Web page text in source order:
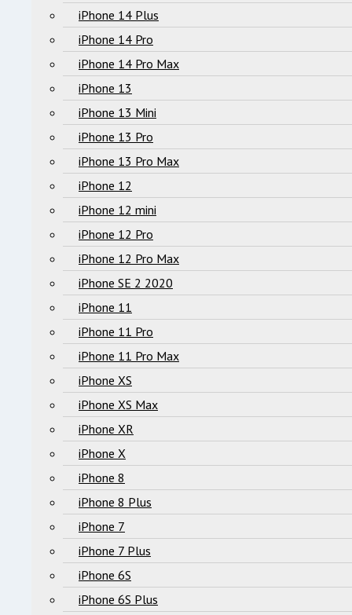
iPhone 14 Plus
iPhone 14 Pro
iPhone 14 Pro Max
iPhone 13
iPhone 13 Mini
iPhone 13 Pro
iPhone 13 Pro Max
iPhone 12
iPhone 12 mini
iPhone 12 Pro
iPhone 12 Pro Max
iPhone SE 2 2020
iPhone 11
iPhone 11 Pro
iPhone 11 Pro Max
iPhone XS
iPhone XS Max
iPhone XR
iPhone X
iPhone 8
iPhone 8 Plus
iPhone 7
iPhone 7 Plus
iPhone 6S
iPhone 6S Plus